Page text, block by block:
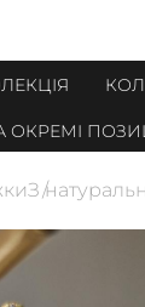
ПОЗИЦІЇ
З